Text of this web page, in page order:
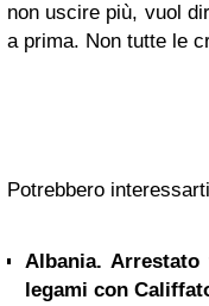
non uscire più, vuol
a prima. Non tutte le
Potrebbero
Albania.
legami con